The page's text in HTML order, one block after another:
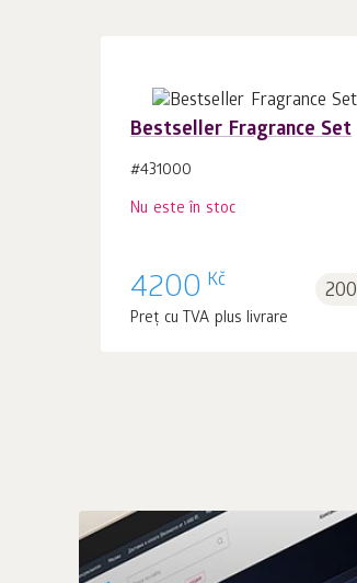
Bestseller Fragrance Set
#431000
Nu este în stoc
4200 Kč 200
Preț cu TVA plus livrare